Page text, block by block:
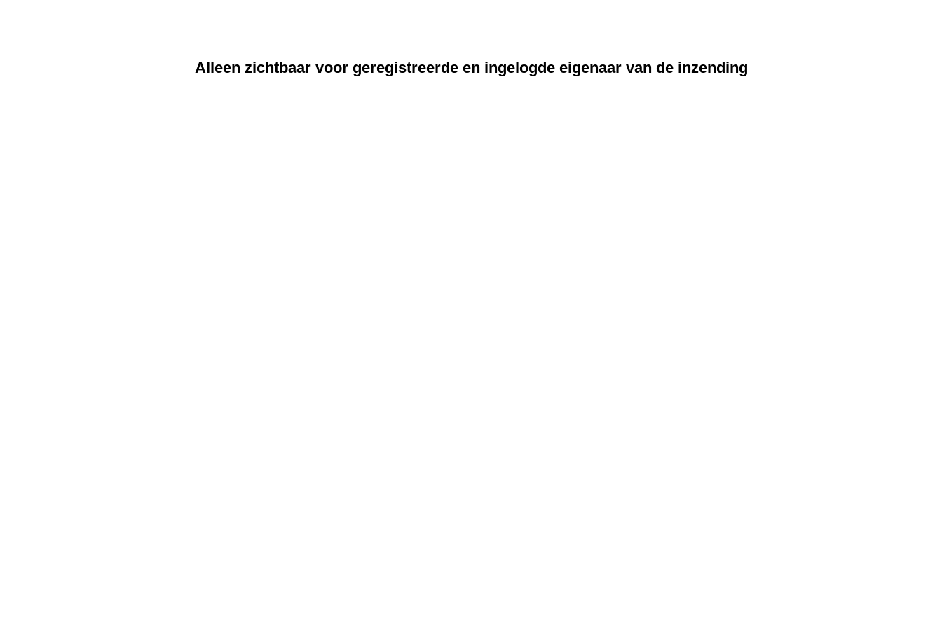
Alleen zichtbaar voor geregistreerde en ingelogde eigenaar van de inzending